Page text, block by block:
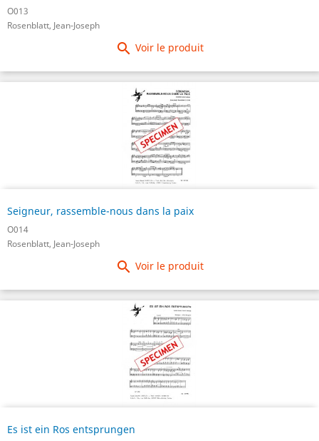
O013
Rosenblatt, Jean-Joseph
 Voir le produit
Seigneur, rassemble-nous dans la paix
O014
Rosenblatt, Jean-Joseph
 Voir le produit
Es ist ein Ros entsprungen